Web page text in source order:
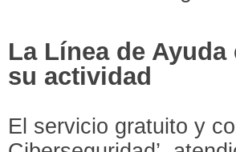
La Línea de
su actividad
El servicio gratuito y